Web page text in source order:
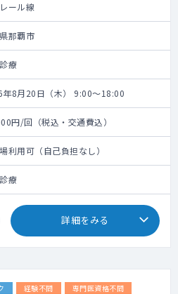
ール線
那覇市
療
年8月20日（木） 9:00～18:00
円/回（税込・交通費込）
利用可（自己負担なし）
療
詳細をみる
経験不問
専門医資格不問